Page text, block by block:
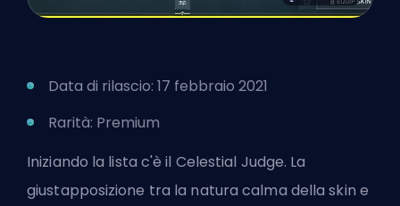
Data di rilascio: 17 febbraio 2021
Rarità: Premium
Iniziando la lista c'è il Celestial Judge. La
giustapposizione tra la natura calma della skin e